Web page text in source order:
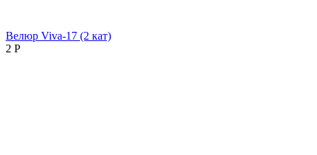
Велюр Viva-17 (2 кат)
2 Р